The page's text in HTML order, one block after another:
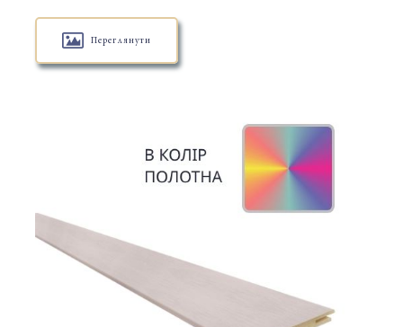
Переглянути